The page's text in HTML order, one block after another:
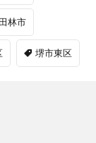
林市
堺市東区